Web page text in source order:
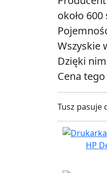
około
Wszyskie
Dzięki
Cena
Tusz pasuje
HP